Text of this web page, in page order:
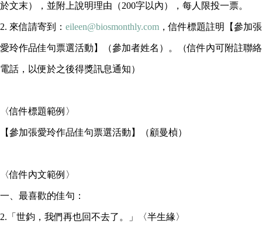
於文末），並附上說明理由（200字以內），每人限投一票。
2. 來信請寄到： eileen@biosmonthly.com ，信件標題註明【參加張
愛玲作品佳句票選活動】（參加者姓名）。（信件內可附註聯絡
電話，以便於之後得獎訊息通知）
〈信件標題範例〉
【參加張愛玲作品佳句票選活動】（顧曼楨）
〈信件內文範例〉
一、最喜歡的佳句：
2.「世鈞，我們再也回不去了。」〈半生緣〉